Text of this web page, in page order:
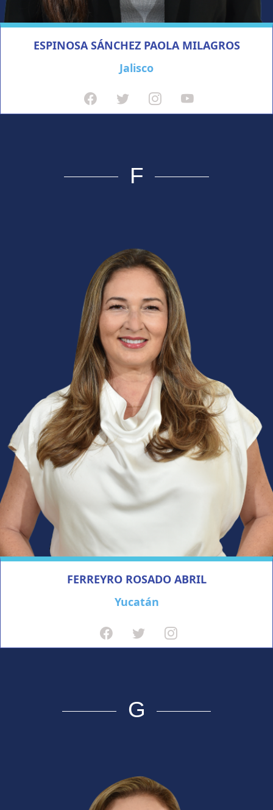
ESPINOSA SÁNCHEZ PAOLA MILAGROS
Jalisco
F
FERREYRO ROSADO ABRIL
Yucatán
G